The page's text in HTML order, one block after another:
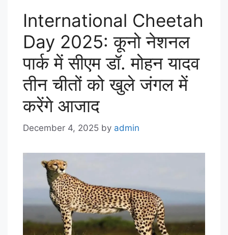
International Cheetah
Day 2025: कूनो नेशनल
पार्क में सीएम डॉ. मोहन यादव
तीन चीतों को खुले जंगल में
करेंगे आजाद
December 4, 2025 by admin